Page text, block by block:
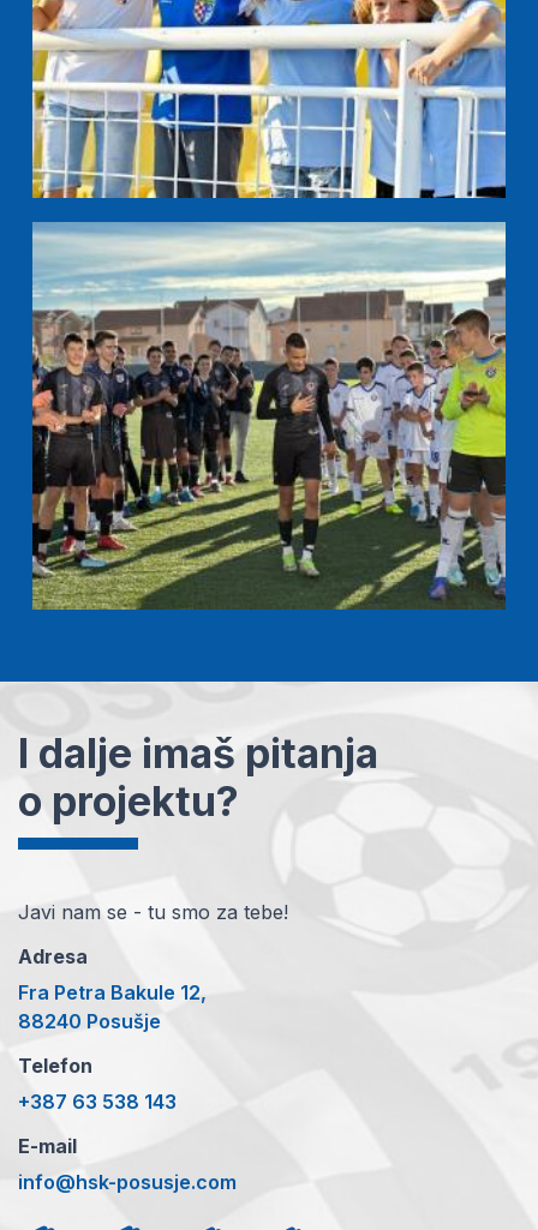
I dalje imaš pitanja
o projektu?
Javi nam se - tu smo za tebe!
Adresa
Fra Petra Bakule 12,
88240 Posušje
Telefon
+387 63 538 143
E-mail
info@hsk-posusje.com